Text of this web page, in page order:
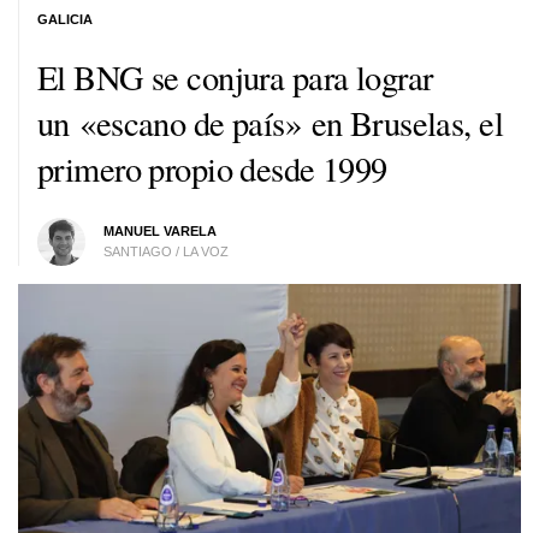
El BNG se conjura para lograr
un «escanode país» en Bruselas, el
primero propio desde 1999
MANUEL VARELA
SANTIAGO / LA VOZ
GALICIA